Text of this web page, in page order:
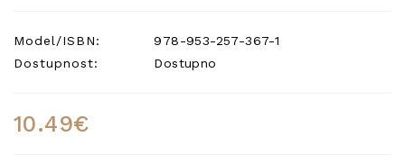
Model/ISBN:
978-953-257-367-1
Dostupnost:
Dostupno
10.49€